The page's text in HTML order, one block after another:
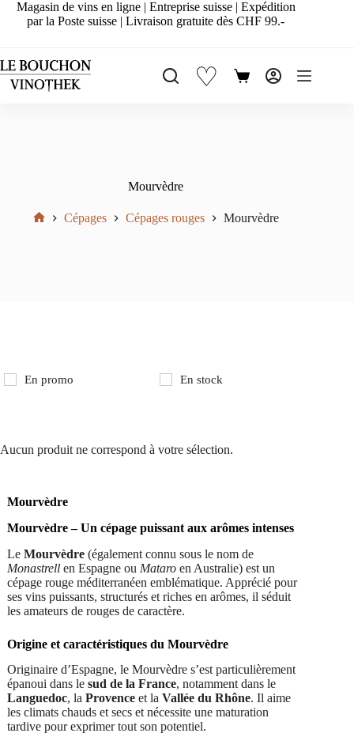
PasserMagasin de vins en ligne | Entreprise suisse | Expédition
par la Poste suisse | Livraison gratuite dès CHF 99.-
♡
Panier
Mourvèdre
Cépages Cépages rouges Mourvèdre
Aucun produit ne correspond à votre sélection.
Mourvèdre
Mourvèdre – Un cépage puissant aux arômes intenses
Le Mourvèdre(également connu sous le nom de
Monastrellen Espagne ou Mataroen Australie) est un
cépage rouge méditerranéen emblématique. Apprécié pour
ses vins puissants, structurés et riches en arômes, il séduit
les amateurs de rouges de caractère.
Origine et caractéristiques du Mourvèdre
Originaire d’Espagne, le Mourvèdre s’est particulièrement
épanoui dans le sud de la France, notamment dans le
Languedoc, la Provenceet la Vallée du Rhône. Il aime
les climats chauds et secs et nécessite une maturation
tardive pour exprimer tout son potentiel.
En promo En stock